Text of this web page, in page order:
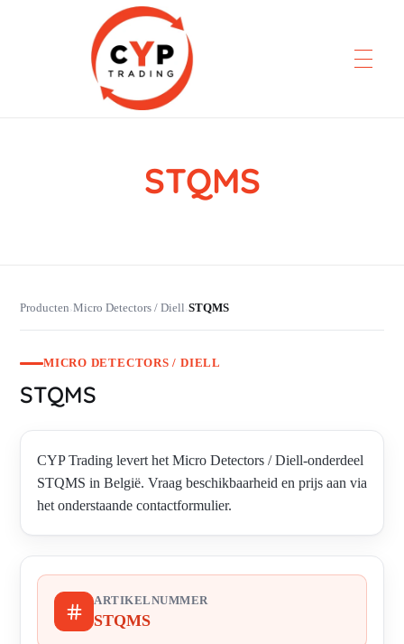
STQMS
Producten›Micro Detectors / Diell›STQMS
MICRO DETECTORS / DIELL
STQMS
CYP Trading levert het Micro Detectors / Diell-onderdeel
STQMS in België. Vraag beschikbaarheid en prijs aan via
het onderstaande contactformulier.
ARTIKELNUMMER
STQMS